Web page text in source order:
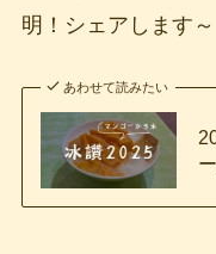
明！シェアします～
あわせて読みたい